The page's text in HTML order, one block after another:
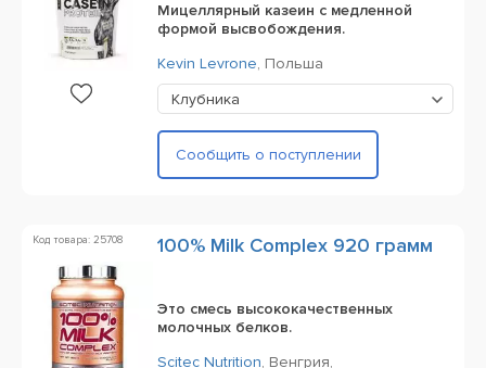
Мицеллярный казеин с медленной
формой высвобождения.
Kevin Levrone, Польша
Клубника
Сообщить о поступлении
Код товара: 25708 100% Milk Complex 920 грамм
Это смесь высококачественных
молочных белков.
Scitec Nutrition, Венгрия,